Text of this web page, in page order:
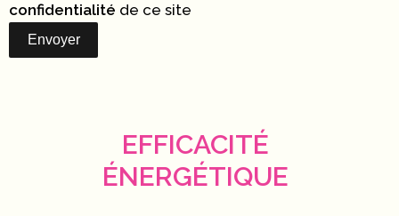
confidentialité de ce site
Envoyer
EFFICACITÉ
ÉNERGÉTIQUE